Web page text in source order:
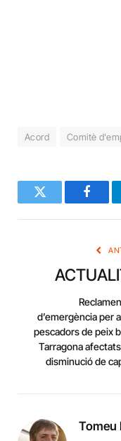
Acord Comitè
Twitter
d’emergència per
pescadors de peix
Tarragona
disminució de
Tomeu